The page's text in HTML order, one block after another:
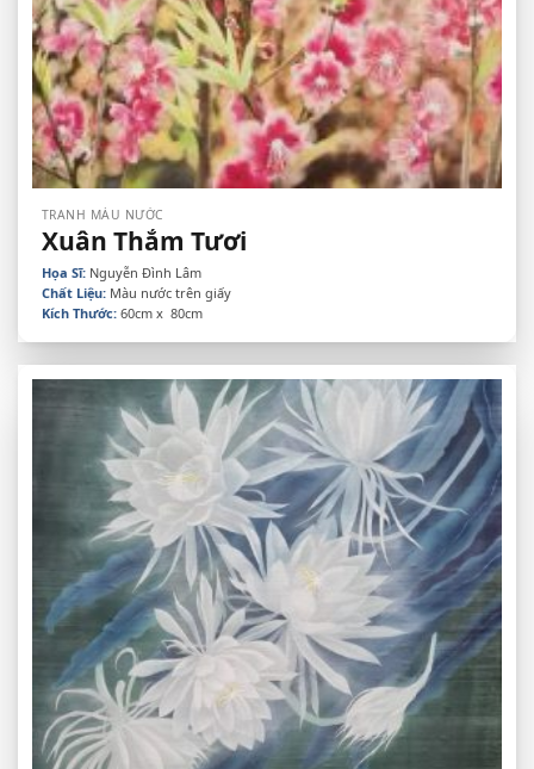
TRANH MÀU NƯỚC
Xuân Thắm Tươi
Họa Sĩ: Nguyễn Đình Lâm
Chất Liệu: Màu nước trên giấy
Kích Thước: 60cm x 80cm